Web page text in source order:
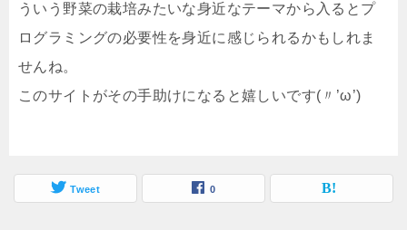
ういう野菜の栽培みたいな身近なテーマから入るとプ
ログラミングの必要性を身近に感じられるかもしれま
せんね。
このサイトがその手助けになると嬉しいです(〃’ω’)
Tweet 0